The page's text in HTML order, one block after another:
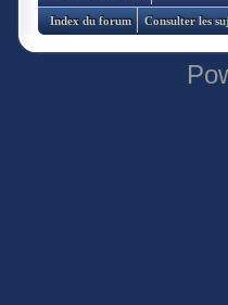
Index du forum Consulter les